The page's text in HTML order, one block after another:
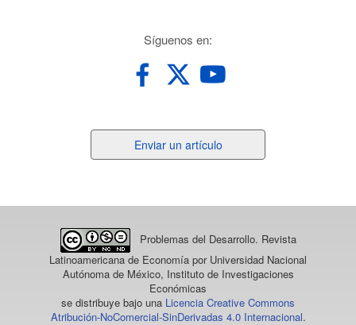
Síguenos en:
un
Enviar un artículo
Problemas del Desarrollo. Revista
Latinoamericana de Economía por Universidad Nacional
Autónoma de México, Instituto de Investigaciones
Económicas
se distribuye bajo una Licencia Creative Commons
Atribución-NoComercial-SinDerivadas 4.0 Internacional.